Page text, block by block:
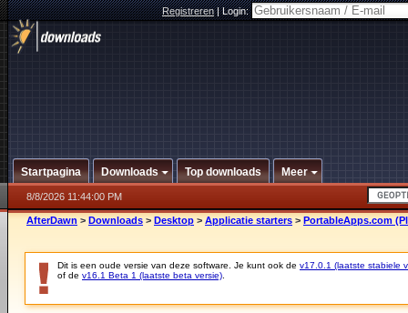
Registreren|Login:
Startpagina Downloads Top downloads Meer
8/8/2026 11:44:00 PM
AfterDawn > Downloads > Desktop > Applicatie starters > PortableApps.com
Dit is een oude versie van deze software. Je kunt ook de v17.0.1 (laatste stabiele
of de v16.1 Beta 1 (laatste beta versie)